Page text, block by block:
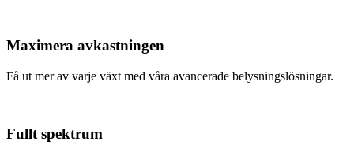
Maximera avkastningen
Få ut mer av varje växt med våra avancerade belysningslösningar.
Fullt spektrum